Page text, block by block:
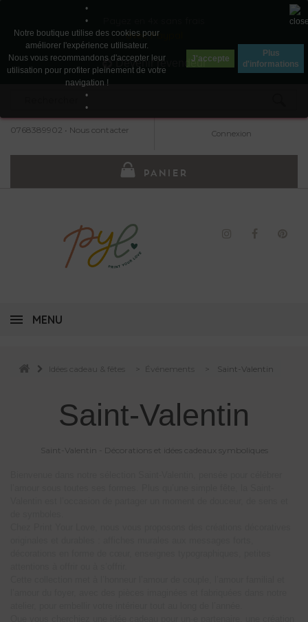
avec Paypal
Devenir revendeur
0768389902 • Nous contacter Connexion
PANIER
•
•
Notre boutique utilise des cookies pour
améliorer l'expérience utilisateur.
Nous vous recommandons d'accepter leur
utilisation pour profiter pleinement de votre
navigation !
•
•
J'accepte
Plus
d'informations
MENU
Idées cadeau & fêtes Événements Saint-Valentin
Saint-Valentin
Saint-Valentin - Décorations et idées cadeaux symboliques